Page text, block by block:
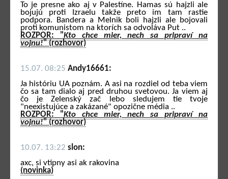
To je presne ako aj v Palestíne. Hamas sú hajzli ale
bojujú proti Izraelu takže preto im tam rastie
podpora. Bandera a Melnik boli hajzli ale bojovali
proti komunistom na ktorích sa odvoláva Put ..
ROZPOR: "Kto chce mier, nech sa pripraví na
vojnu!" (rozhovor)
15.07. 08:25 Andy16661:
Ja históriu UA poznám. A asi na rozdiel od teba viem
čo sa tam dialo aj pred druhou svetovou. Ja viem aj
čo je Zelenský zač lebo sledujem tie tvoje
"neexistujúce a zakázané" opozične média ..
ROZPOR: "Kto chce mier, nech sa pripraví na
vojnu!" (rozhovor)
10.07. 13:22 slon:
axc, si vtipny asi ak rakovina
(novinka)